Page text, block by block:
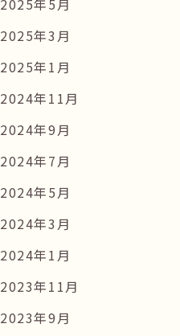
2025年5月
2025年3月
2025年1月
2024年11月
2024年9月
2024年7月
2024年5月
2024年3月
2024年1月
2023年11月
2023年9月